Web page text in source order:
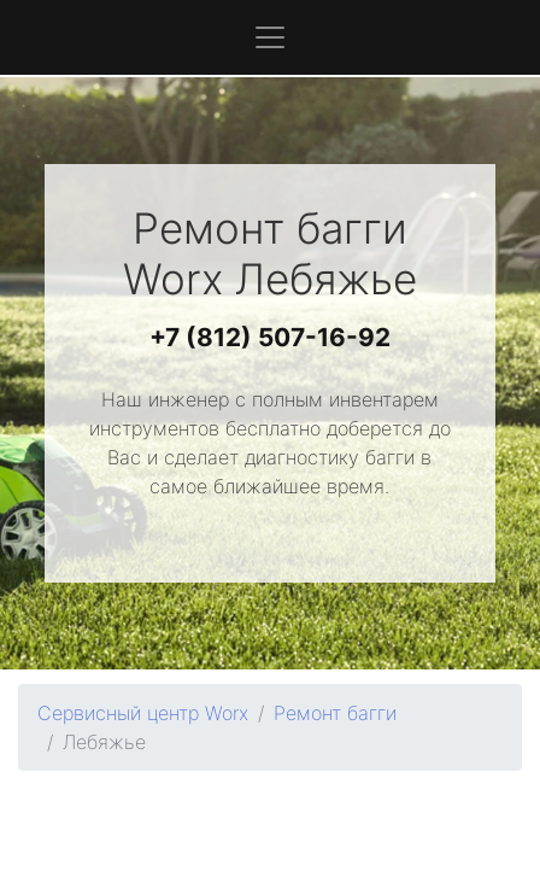
Ремонт багги
WorxЛебяжье
+7 (812) 507-16-92
Наш инженер с полным инвентарем
инструментов бесплатно доберется до
Вас и сделает диагностику багги в
самое ближайшее время.
Сервисный центр Worx
Ремонт багги
Лебяжье